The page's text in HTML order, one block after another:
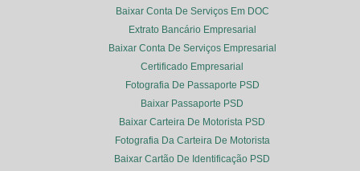
Baixar Conta De Serviços Em DOC
Extrato Bancário Empresarial
Baixar Conta De Serviços Empresarial
Certificado Empresarial
Fotografia De Passaporte PSD
Baixar Passaporte PSD
Baixar Carteira De Motorista PSD
Fotografia Da Carteira De Motorista
Baixar Cartão De Identificação PSD